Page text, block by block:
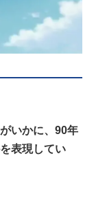
いかに、90年
表現してい